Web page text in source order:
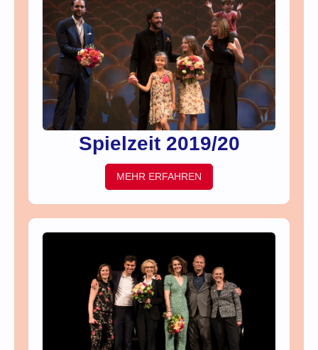
Spielzeit 2019/20
MEHR ERFAHREN